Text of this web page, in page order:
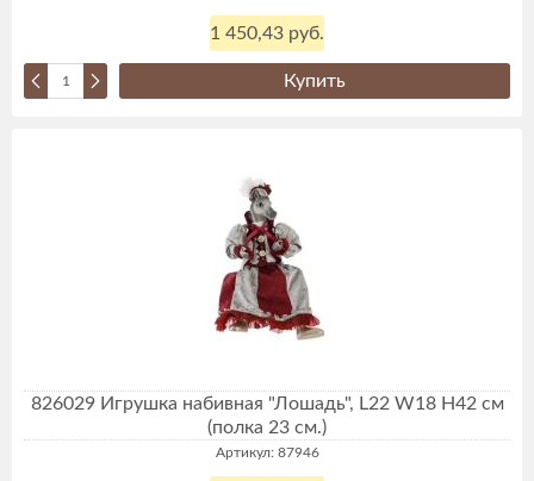
1 450,43 руб.
Купить
826029 Игрушка набивная "Лошадь", L22 W18 H42 см
(полка 23 см.)
Артикул: 87946